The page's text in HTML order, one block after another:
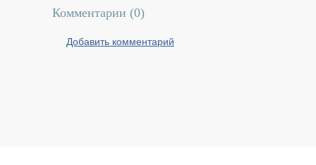
Комментарии (0)
Добавить комментарий